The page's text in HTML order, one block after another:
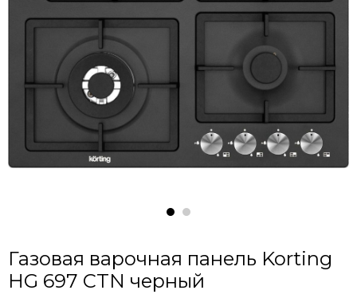
Газовая варочная панель Korting
HG 697 CTN черный